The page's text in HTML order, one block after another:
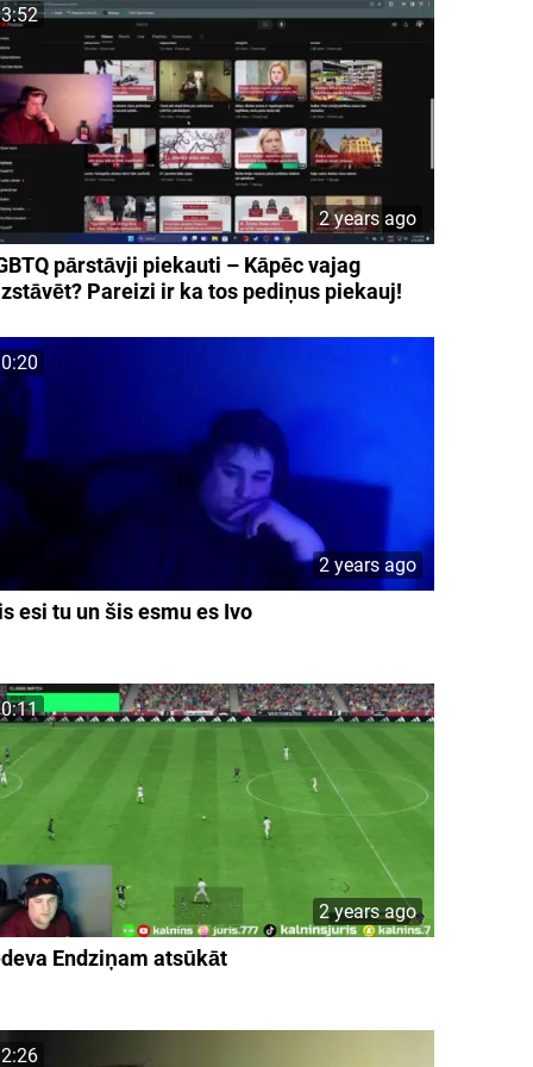
3:52
2 years ago
pārstāvji piekauti – Kāpēc vajag
Pareizi ir ka tos pediņus piekauj!
0:20
2 years ago
esi tu un šis esmu es Ivo
0:11
2 years ago
Endziņam atsūkāt
2:26